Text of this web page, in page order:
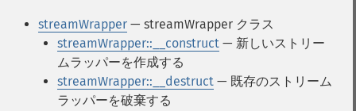
streamWrapper — streamWrapper クラス
streamWrapper::__construct — 新しいストリー
ムラッパーを作成する
streamWrapper::__destruct — 既存のストリーム
ラッパーを破棄する